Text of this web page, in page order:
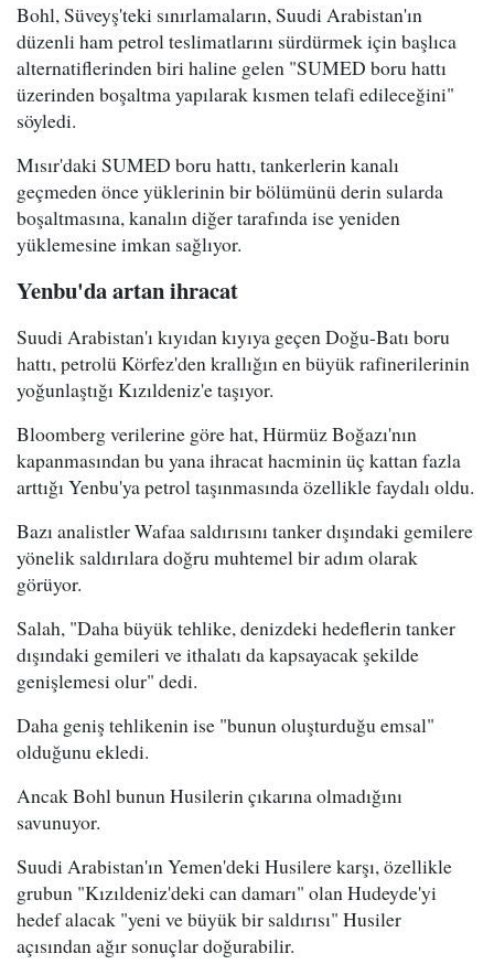
Bohl, Süveyş'teki sınırlamaların, Suudi Arabistan'ın
düzenli ham petrol teslimatlarını sürdürmek için başlıca
alternatiflerinden biri haline gelen "SUMED boru hattı
üzerinden boşaltma yapılarak kısmen telafi edileceğini"
söyledi.
Mısır'daki SUMED boru hattı, tankerlerin kanalı
geçmeden önce yüklerinin bir bölümünü derin sularda
boşaltmasına, kanalın diğer tarafında ise yeniden
yüklemesine imkan sağlıyor.
Yenbu'da artan ihracat
Suudi Arabistan'ı kıyıdan kıyıya geçen Doğu-Batı boru
hattı, petrolü Körfez'den krallığın en büyük rafinerilerinin
yoğunlaştığı Kızıldeniz'e taşıyor.
Bloomberg verilerine göre hat, Hürmüz Boğazı'nın
kapanmasından bu yana ihracat hacminin üç kattan fazla
arttığı Yenbu'ya petrol taşınmasında özellikle faydalı oldu.
Bazı analistler Wafaa saldırısını tanker dışındaki gemilere
yönelik saldırılara doğru muhtemel bir adım olarak
görüyor.
Salah, "Daha büyük tehlike, denizdeki hedeflerin tanker
dışındaki gemileri ve ithalatı da kapsayacak şekilde
genişlemesi olur" dedi.
Daha geniş tehlikenin ise "bunun oluşturduğu emsal"
olduğunu ekledi.
Ancak Bohl bunun Husilerin çıkarına olmadığını
savunuyor.
Suudi Arabistan'ın Yemen'deki Husilere karşı, özellikle
grubun "Kızıldeniz'deki can damarı" olan Hudeyde'yi
hedef alacak "yeni ve büyük bir saldırısı" Husiler
açısından ağır sonuçlar doğurabilir.